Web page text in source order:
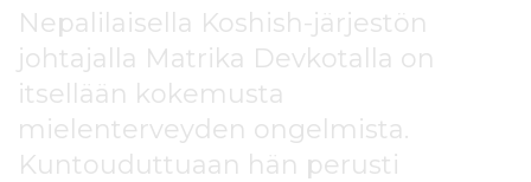
Nepalilaisella Koshish-järjestön
johtajalla Matrika Devkotalla on
itsellään kokemusta
mielenterveyden ongelmista.
Kuntouduttuaan hän perusti